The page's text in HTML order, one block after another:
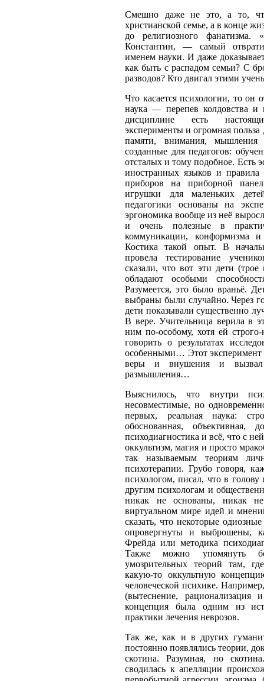
Смешно даже не это, а то,
христианской семье, а в конце
до религиозного
Константин, — самый
именем науки. И даже
как быть с распадом семьи? С
разводов? Кто двигал этими
Что касается психологии, то он
наука — перепев колдовства и
дисциплине есть
эксперименты и огромная польза
памяти, внимания,
созданные для педагогов:
отсталых и тому подобное. Есть
иностранных языков и
приборов на приборной
игрушки для маленьких
педагогики основаны на
эргономика вообще из неё
и очень полезные в
коммуникации, конформизма
Костика такой опыт. В
провела тестирование
сказали, что вот эти дети
обладают особыми
Разумеется, это было враньё.
выбраны были случайно. Через
дети показывали существенно
В вере. Учительница верила в
ним по-особому, хотя ей
говорить о результатах
особенными… Этот эксперимент
веры и внушения и вызвал
размышления…
Выяснилось, что внутри
несовместимые, но
первых, реальная наука:
обоснованная, объективная,
психодиагностика и всё, что с
оккультизм, магия и просто
так называемым теориям
психотерапии. Грубо говоря,
психологом, писал, что в голову
другим психологам и
никак не основаны, никак
виртуальном мире идей и
сказать, что некоторые
опровергнуты и выброшены,
Фрейда или методика
Также можно упомянуть
умозрительных теорий там,
какую-то оккультную
человеческой психике.
(вытеснение,
концепция была одним из
практики лечения неврозов.
Так же, как и в других
постоянно появлялись теории,
скотина. Разумная, но
сводилась к апелляции